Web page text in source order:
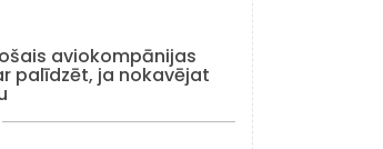
aviokompānijas
palīdzēt, ja nokavējat